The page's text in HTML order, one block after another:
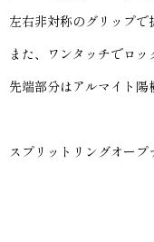
左右非対称のグリップで
また、ワンタッチでロッ
先端部分はアルマイト陽
スプリットリングオー